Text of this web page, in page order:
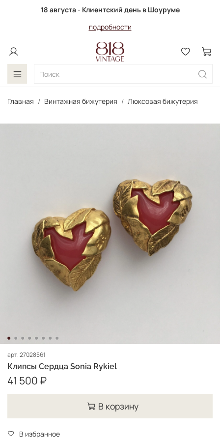
18 августа - Клиентский день в Шоуруме
подробности
Главная Винтажная бижутерия Люксовая бижутерия
арт.27028561
Клипсы Сердца Sonia Rykiel
41 500 ₽
В корзину
В избранное